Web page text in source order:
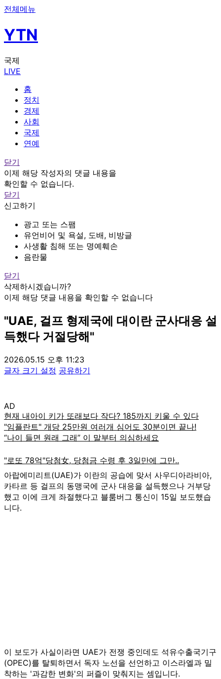
전체메뉴
YTN
국제
LIVE
홈
정치
경제
사회
국제
연예
닫기
이제 해당 작성자의 댓글 내용을
확인할 수 없습니다.
닫기
신고하기
광고 또는 스팸
유언비어 및 욕설, 도배, 비방글
사생활 침해 또는 명예훼손
음란물
닫기
삭제하시겠습니까?
이제 해당 댓글 내용을 확인할 수 없습니다
"UAE, 걸프 형제국에 대이란 군사대응 설
득했다 거절당해"
2026.05.15 오후 11:23
글자 크기 설정 공유하기
AD
아랍에미리트(UAE)가 이란의 공습에 맞서 사우디아라비아,
카타르 등 걸프의 동맹국에 군사 대응을 설득했으나 거부당
했고 이에 크게 좌절했다고 블룸버그 통신이 15일 보도했습
니다.
이 보도가 사실이라면 UAE가 전쟁 중인데도 석유수출국기구
(OPEC)를 탈퇴하면서 독자 노선을 선언하고 이스라엘과 밀
착하는 '과감한 변화'의 퍼즐이 맞춰지는 셈입니다.